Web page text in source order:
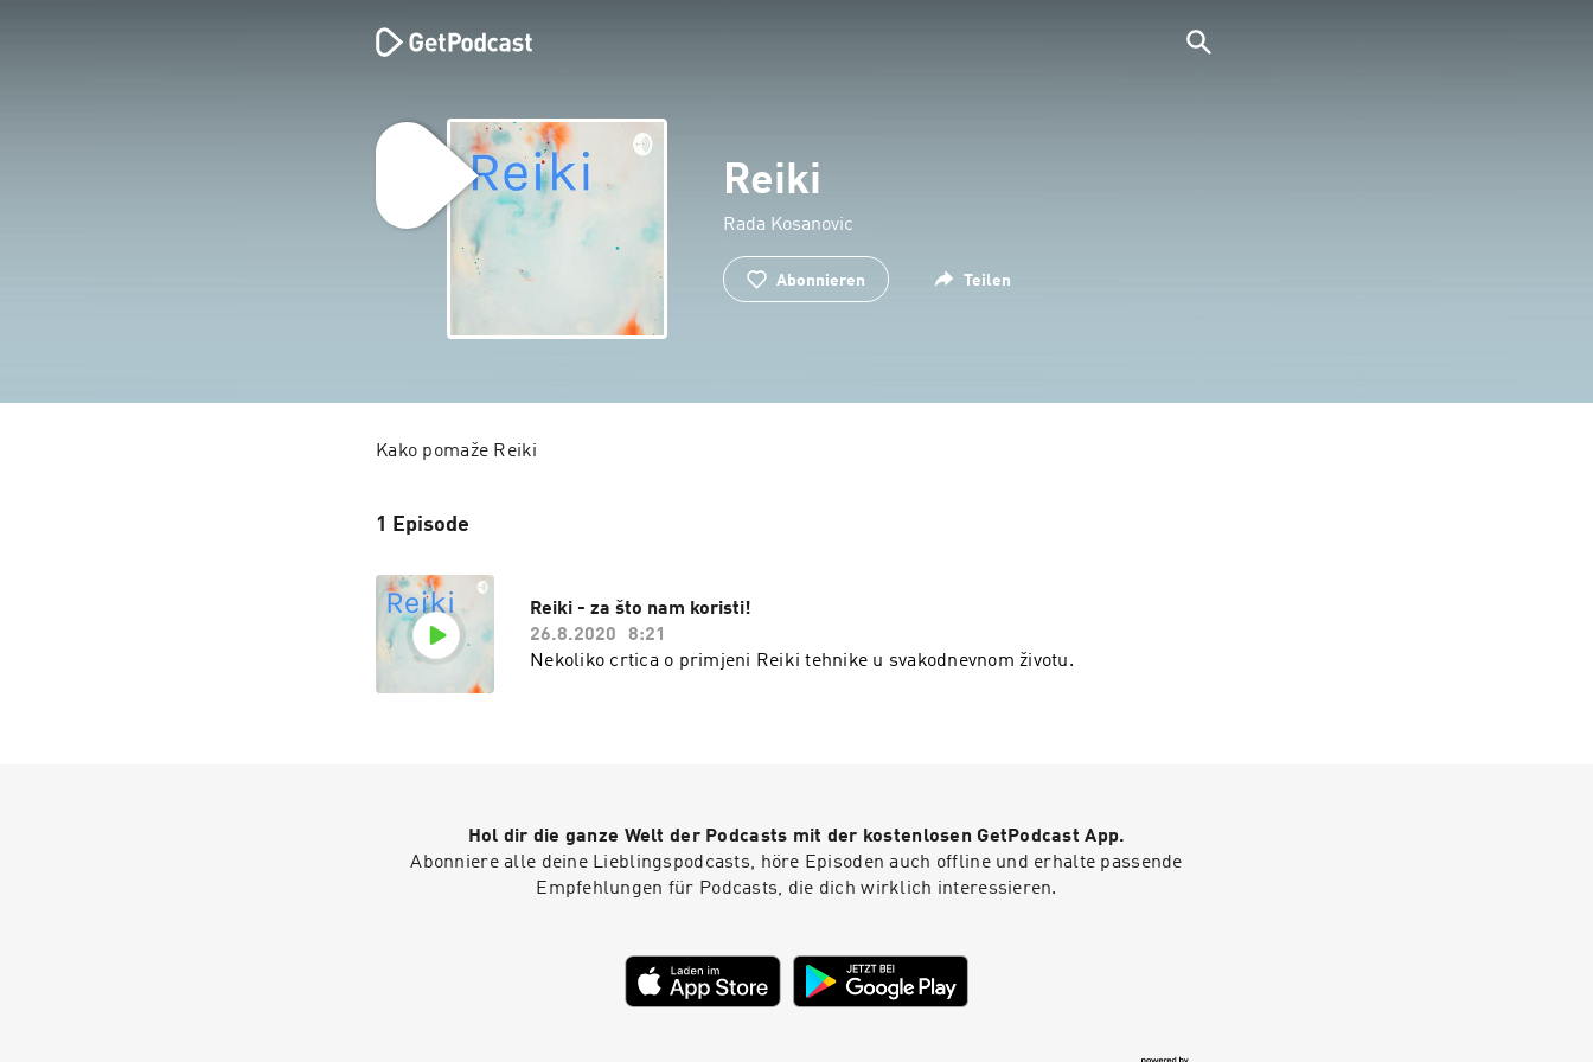
Reiki
Rada Kosanovic
Abonnieren Teilen
Kako pomaže Reiki
1 Episode
Reiki - za što nam koristi!
26.8.2020
8:21
Nekoliko crtica o primjeni Reiki tehnike u svakodnevnom životu.
Hol dir die ganze Welt der Podcasts mit der kostenlosen GetPodcast App.
Abonniere alle deine Lieblingspodcasts, höre Episoden auch offline und erhalte passende
Empfehlungen für Podcasts, die dich wirklich interessieren.